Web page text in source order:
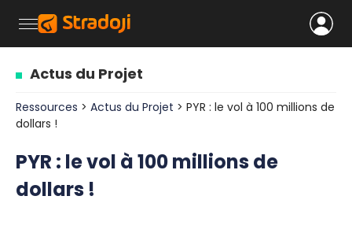
Actus du Projet
Ressources > Actus du Projet > PYR : le vol à 100 millions de
dollars !
PYR : le vol à 100 millions de
dollars !